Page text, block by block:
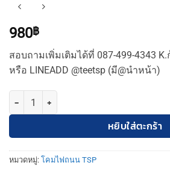
980฿
สอบถามเพิ่มเติมได้ที่ 087-499-4343 K.
หรือ LINEADD @teetsp (มี@นำหน้า)
จำนวน TSP โคมไฟถนน Street light LED
หยิบใส่ตะกร้า
หมวดหมู่: โคมไฟถนน TSP